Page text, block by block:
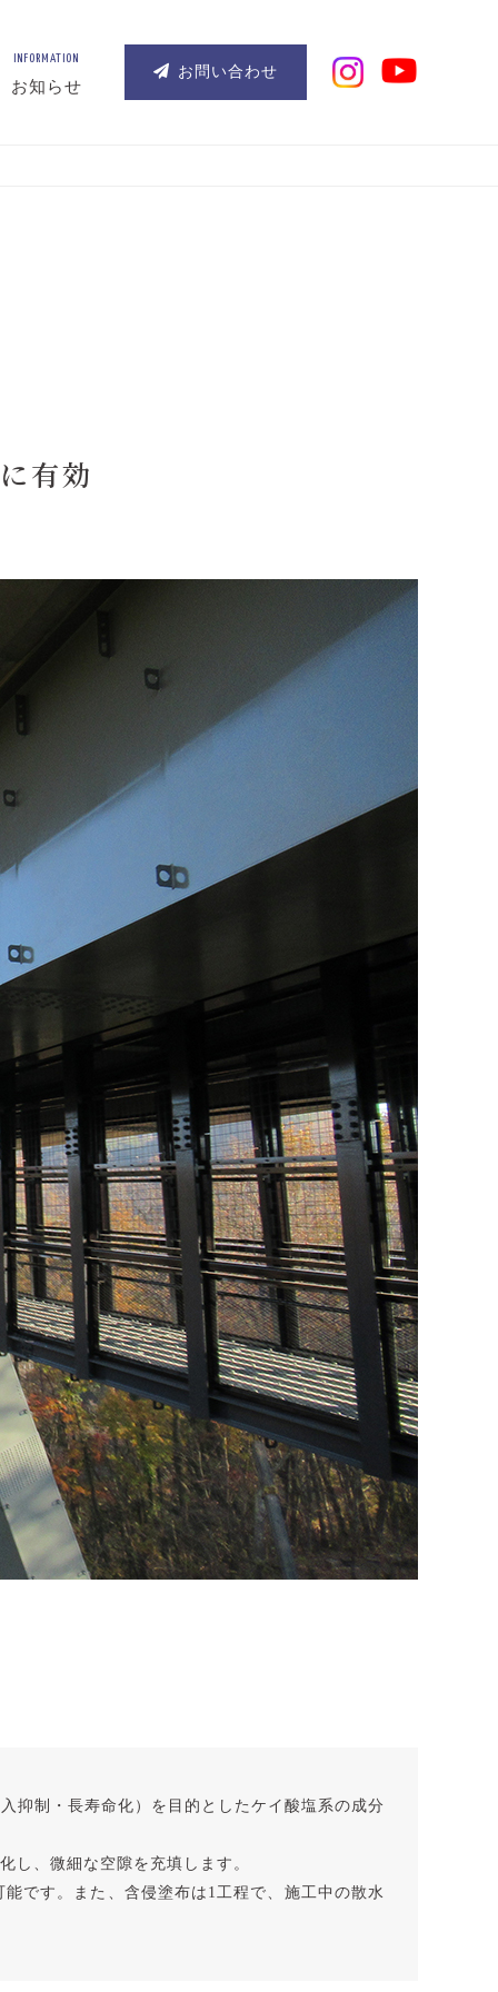
INFORMATION
お知らせ
お問い合わせ
有効
抑制・長寿命化）を目的としたケイ酸塩系の成分
し、微細な空隙を充填します。
です。また、含侵塗布は1工程で、施工中の散水